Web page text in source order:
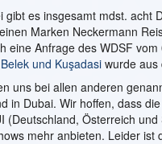
gibt es insgesamt mdst. acht
Marken Neckermann
eine Anfrage des WDSF
Belek und Kuşadasi wurde aus
uns bei allen anderen
in Dubai. Wir hoffen, dass
(Deutschland, Österreich
mehr anbieten. Leider ist